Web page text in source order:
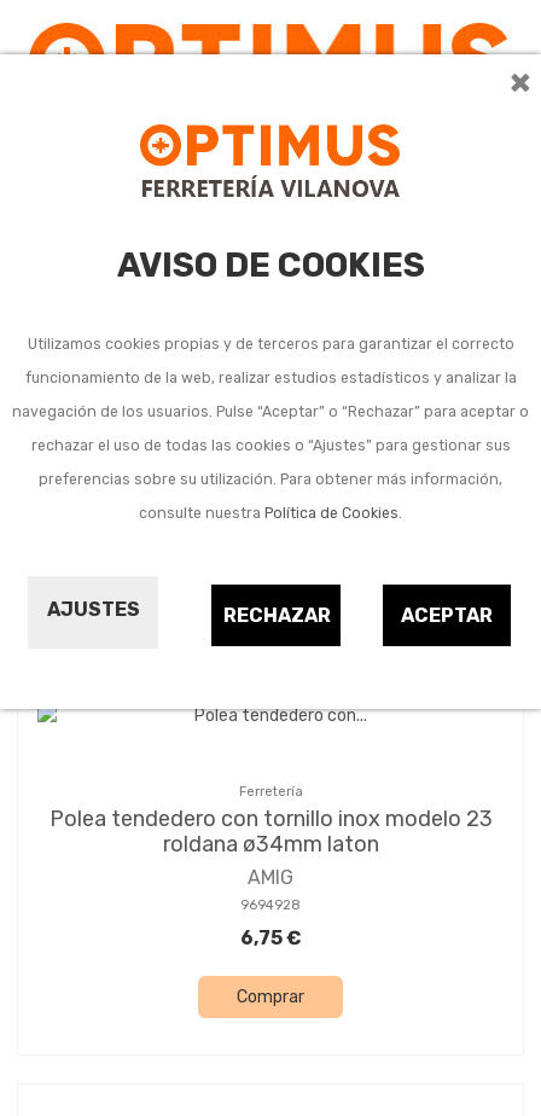
×
AVISO DE COOKIES
Utilizamos cookies propias y de terceros para garantizar el correcto
funcionamiento de la web, realizar estudios estadísticos y analizar la
navegación de los usuarios. Pulse “Aceptar” o “Rechazar” para aceptar o
rechazar el uso de todas las cookies o “Ajustes” para gestionar sus
preferencias sobre su utilización. Para obtener más información,
consulte nuestra Política de Cookies.
AJUSTES ACEPTAR
RECHAZAR
Poleas y otros
accesorios para cuerda
Ordenar por: 24
Ferretería
Polea tendedero con tornillo inox modelo 23
roldana ø34mm laton
AMIG
9694928
6,75 €
Comprar